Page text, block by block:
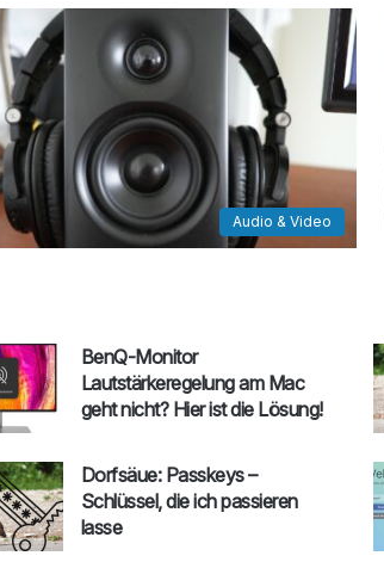
Audio & Video
BenQ-Monitor
Lautstärkeregelung am Mac
geht nicht? Hier ist die Lösung!
Dorfsäue: Passkeys –
Schlüssel, die ich passieren
lasse